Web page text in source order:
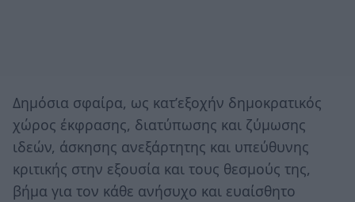
Δημόσια σφαίρα, ως κατ’εξοχήν δημοκρατικός
χώρος έκφρασης, διατύπωσης και ζύμωσης
ιδεών, άσκησης ανεξάρτητης και υπεύθυνης
κριτικής στην εξουσία και τους θεσμούς της,
βήμα για τον κάθε ανήσυχο και ευαίσθητο